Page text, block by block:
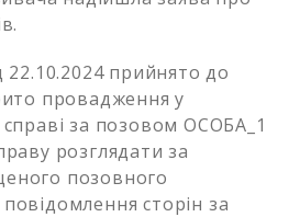
22.10.2024 прийнято до
провадження у
справі за позовом ОСОБА_1
розглядати за
позовного
сторін за